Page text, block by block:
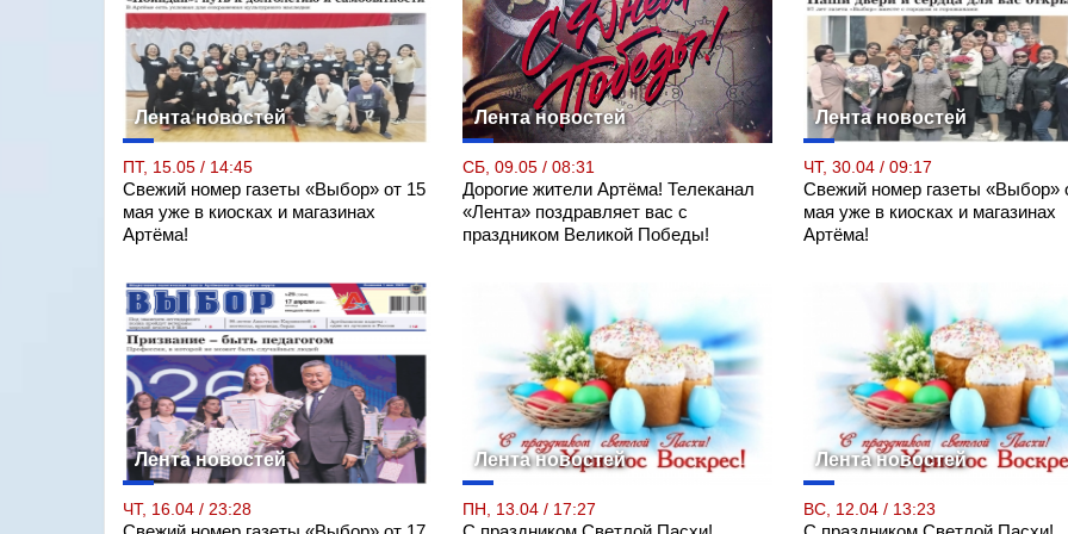
Лента новостей
ПТ, 15.05 / 14:45
Свежий номер газеты «Выбор» от 15
мая уже в киосках и магазинах
Артёма!
Лента новостей
СБ, 09.05 / 08:31
Дорогие жители Артёма! Телеканал
«Лента» поздравляет вас с
праздником Великой Победы!
Лента новостей
ЧТ, 30.04 / 09:17
Свежий номер газеты «Выбор»
мая уже в киосках и магазинах
Артёма!
Лента новостей
ЧТ, 16.04 / 23:28
Лента новостей
ПН, 13.04 / 17:27
Лента новостей
ВС, 12.04 / 13:23